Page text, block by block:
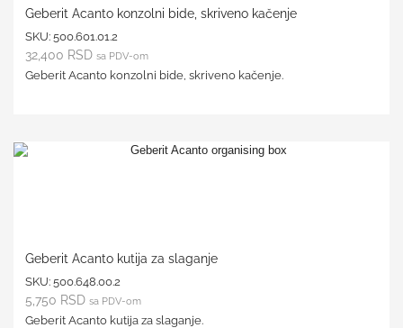
Geberit Acanto konzolni bide, skriveno kačenje
SKU: 500.601.01.2
32,400 RSD sa PDV-om
Geberit Acanto konzolni bide, skriveno kačenje.
Geberit Acanto kutija za slaganje
SKU: 500.648.00.2
5,750 RSD sa PDV-om
Geberit Acanto kutija za slaganje.